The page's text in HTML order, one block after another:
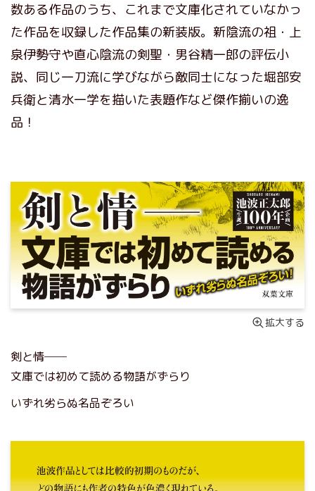
数ある作品のうち、これまで文庫化されていなかっ
た作品を収録した作品集の新装版。新陰流の祖・上
泉伊勢守や直心陰流の剣聖・男谷精一郎の評伝小
説、同じ一刀流に学びながら敵同士になった堀部安
兵衛と清水一学を描いた表題作など傑作揃いの逸
品！
拡大する
剣と情──
文庫では初めて読める物語がずらり
いずれ劣らぬ名品ぞろい